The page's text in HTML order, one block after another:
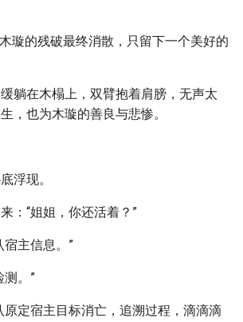
璇的残破最终消散，只留下一个美好的
躺在木榻上，双臂抱着肩膀，无声太
，也为木璇的善良与悲惨。
浮现。
：“姐姐，你还活着？”
宿主信息。”
测。”
原定宿主目标消亡，追溯过程，滴滴滴